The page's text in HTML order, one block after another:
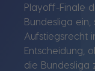
Playoff-Finale
Bundesliga
Aufstiegsrecht
Entscheidung,
die Bundesliga